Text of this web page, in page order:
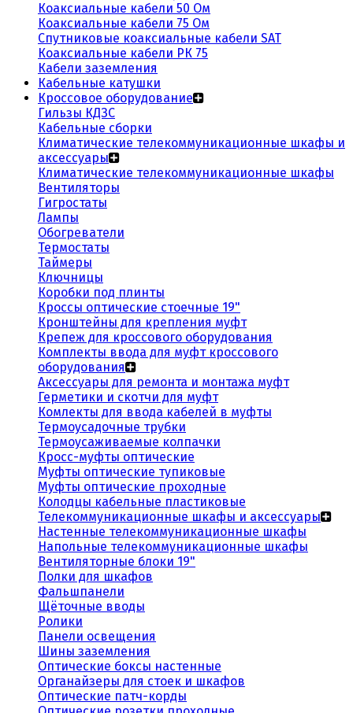
Коаксиальные кабели 50 Ом
Коаксиальные кабели 75 Ом
Спутниковые коаксиальные кабели SAT
Коаксиальные кабели РК 75
Кабели заземления
Кабельные катушки
Кроссовое оборудование
Гильзы КДЗС
Кабельные сборки
Климатические телекоммуникационные шкафы и
аксессуары
Климатические телекоммуникационные шкафы
Вентиляторы
Гигростаты
Лампы
Обогреватели
Термостаты
Таймеры
Ключницы
Коробки под плинты
Кроссы оптические стоечные 19"
Кронштейны для крепления муфт
Крепеж для кроссового оборудования
Комплекты ввода для муфт кроссового
оборудования
Аксессуары для ремонта и монтажа муфт
Герметики и скотчи для муфт
Комлекты для ввода кабелей в муфты
Термоусадочные трубки
Термоусаживаемые колпачки
Кросс-муфты оптические
Муфты оптические тупиковые
Муфты оптические проходные
Колодцы кабельные пластиковые
Телекоммуникационные шкафы и аксессуары
Настенные телекоммуникационные шкафы
Напольные телекоммуникационные шкафы
Вентиляторные блоки 19"
Полки для шкафов
Фальшпанели
Щёточные вводы
Ролики
Панели освещения
Шины заземления
Оптические боксы настенные
Органайзеры для стоек и шкафов
Оптические патч-корды